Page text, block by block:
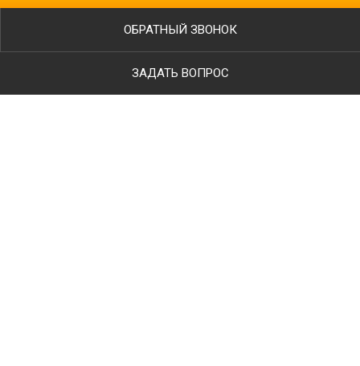
ОБРАТНЫЙ ЗВОНОК
ЗАДАТЬ ВОПРОС